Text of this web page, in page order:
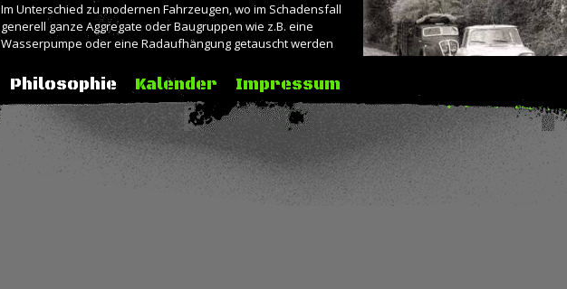
Peugeot DK5 (forum-auto.com)
Im Unterschied zu modernen Fahrzeugen, wo im Schadensfall
generell ganze Aggregate oder Baugruppen wie z.B. eine
Wasserpumpe oder eine Radaufhängung getauscht werden
und frühen Nachkriegszeit, lediglich das jeweilige Lager oder die
Dichtung zu erneuern.
Also keine Verschwendung von Ressourcen, keine
Obsoleszenz.
Zuverlässigkeit aus einfachen Rohstoffen.
vorwiegend mit
Philosophie Kalender Impressum